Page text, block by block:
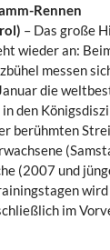
Rennen
– Das große
wieder an:
messen
die
den
berühmten
(2007 und
im